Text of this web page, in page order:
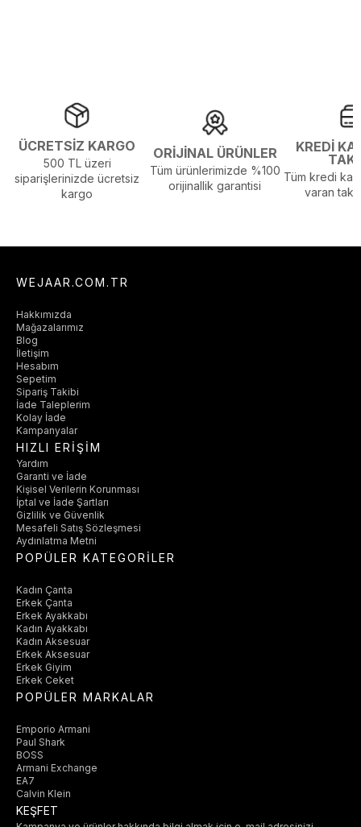
ÜCRETSİZ KARGO
500 TL üzeri
siparişlerinizde ücretsiz
kargo
ORİJİNAL ÜRÜNLER
Tüm ürünlerimizde %100
orijinallik garantisi
KREDİ
Tüm kredi
varan
WEJAAR.COM.TR
Hakkımızda
Mağazalarımız
Blog
İletişim
Hesabım
Sepetim
Sipariş Takibi
İade Taleplerim
Kolay İade
Kampanyalar
HIZLI ERİŞİM
Yardım
Garanti ve İade
Kişisel Verilerin Korunması
İptal ve İade Şartları
Gizlilik ve Güvenlik
Mesafeli Satış Sözleşmesi
Aydınlatma Metni
POPÜLER KATEGORİLER
Kadın Çanta
Erkek Çanta
Erkek Ayakkabı
Kadın Ayakkabı
Kadın Aksesuar
Erkek Aksesuar
Erkek Giyim
Erkek Ceket
POPÜLER MARKALAR
Emporio Armani
Paul Shark
BOSS
Armani Exchange
EA7
Calvin Klein
KEŞFET